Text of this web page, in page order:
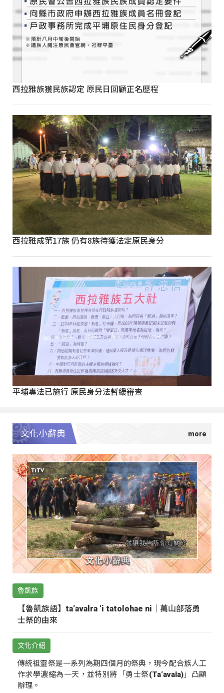
西拉雅族獲民族認定 原民日回顧正名歷程
西拉雅成第17族 仍有8族待獲法定原民身分
平埔專法已施行 原民身分法暫緩審查
文化小辭典
魯凱族
【魯凱族語】ta‘avalra ‘i tatolohae ni｜萬山部落勇
士祭的由來
文化介紹
傳統祖靈祭是一系列為期四個月的祭典，現今配合族人工
作求學濃縮為一天，並特別將「勇士祭(Ta‘avala)」凸顯
辦理。